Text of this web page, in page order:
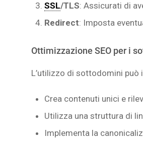
SSL/TLS: Assicurati di
Redirect: Imposta
Ottimizzazione SEO per i
L’utilizzo di sottodomini può
Crea contenuti unici e
Utilizza una struttura di
Implementa la